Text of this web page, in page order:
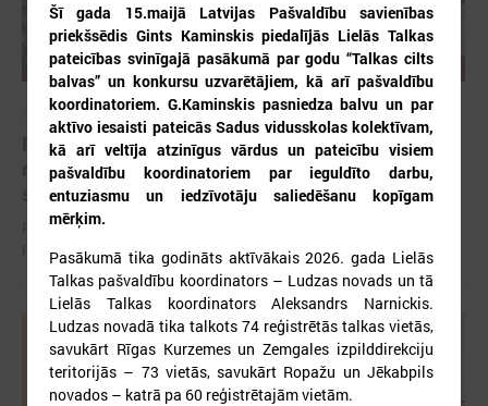
2026. gada 12. jūnijs
Publicēta konferences “Tautas sapulcei – 36”
rezolūcija par vietējās pārstāvniecības
stiprināšanu Latvijā
Publicēta konferences “Tautas sapulcei – 36” rezolūcija par vietējās
pārstāvniecības stiprināšanu Latvijā
Šī gada 15.maijā Latvijas Pašvaldību savienības
priekšsēdis Gints Kaminskis piedalījās Lielās Talkas
pateicības svinīgajā pasākumā par godu “Talkas cilts
balvas” un konkursu uzvarētājiem, kā arī pašvaldību
koordinatoriem. G.Kaminskis pasniedza balvu un par
aktīvo iesaisti pateicās Sadus vidusskolas kolektīvam,
kā arī veltīja atzinīgus vārdus un pateicību visiem
pašvaldību koordinatoriem par ieguldīto darbu,
entuziasmu un iedzīvotāju saliedēšanu kopīgam
mērķim.
Pasākumā tika godināts aktīvākais 2026. gada Lielās
Talkas pašvaldību koordinators – Ludzas novads un tā
Lielās Talkas koordinators Aleksandrs Narnickis.
Ludzas novadā tika talkots 74 reģistrētās talkas vietās,
savukārt Rīgas Kurzemes un Zemgales izpilddirekciju
teritorijās – 73 vietās, savukārt Ropažu un Jēkabpils
novados – katrā pa 60 reģistrētajām vietām.